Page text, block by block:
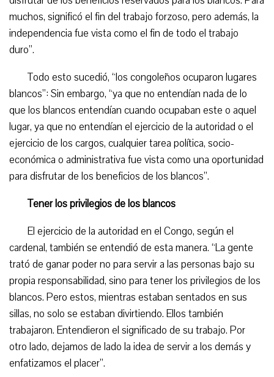
muchos, significó el fin del trabajo forzoso, pero además, la
independencia fue vista como el fin de todo el trabajo
duro”.
Todo esto sucedió, “los congoleños ocuparon lugares
blancos”: Sin embargo, “ya que no entendían nada de lo
que los blancos entendían cuando ocupaban este o aquel
lugar, ya que no entendían el ejercicio de la autoridad o el
ejercicio de los cargos, cualquiertarea política, socio-
económica o administrativa fue vista como una oportunidad
para disfrutar de los beneficios de los blancos”.
Tener los privilegios de los blancos
El ejercicio de la autoridad en el Congo, según el
cardenal, también se entendió de esta manera. “La gente
trató de ganar poder no para servir a las personas bajo su
propia responsabilidad, sino para tener los privilegios de los
blancos. Pero estos, mientras estaban sentados en sus
sillas, no solo se estaban divirtiendo. Ellos también
trabajaron. Entendieron el significado de su trabajo. Por
otro lado, dejamos de lado la idea de servir a los demás y
enfatizamos el placer”.